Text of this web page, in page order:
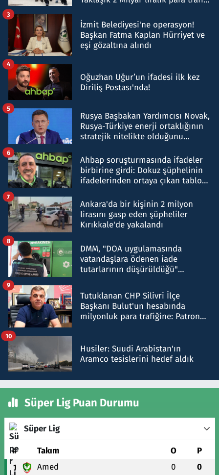
İzmit Belediyesi'ne operasyon!
Başkan Fatma Kaplan Hürriyet ve
eşi gözaltına alındı
3
Oğuzhan Uğur’un ifadesi ilk kez
Diriliş Postası'nda!
4
Rusya Başbakan Yardımcısı Novak,
Rusya-Türkiye enerji ortaklığının
stratejik nitelikte olduğunu
5
Ahbap soruşturmasında ifadeler
birbirine girdi: Dokuz şüphelinin
ifadelerinden ortaya çıkan tablo
6
Ankara'da bir kişinin 2 milyon
lirasını gasp eden şüpheliler
Kırıkkale'de yakalandı
7
DMM, "DOA uygulamasında
vatandaşlara ödenen iade
tutarlarının düşürüldüğü"
8
Tutuklanan CHP Silivri İlçe
Başkanı Bulut'un hesabında
milyonluk para trafiğine: Patron
9
Husiler: Suudi Arabistan'ın
Aramco tesislerini hedef aldık
10
Süper Lig Puan Durumu
Süper Lig
# Takım O P
1 Amed 0 0